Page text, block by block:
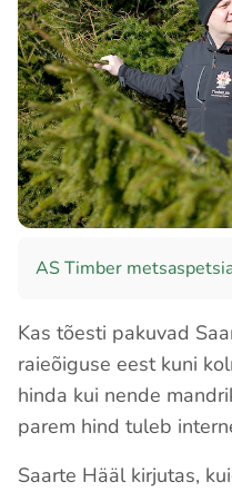
AS Timber
Kas tõesti pakuvad
raieõiguse eest kuni
hinda kui nende
parem hind tuleb
Saarte Hääl kirjutas,